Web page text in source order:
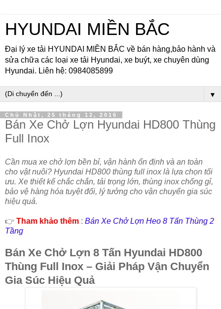
HYUNDAI MIỀN BẮC
Đại lý xe tải HYUNDAI MIỀN BẮC về bán hàng,bảo hành và
sửa chữa các loại xe tải Hyundai, xe buýt, xe chuyên dùng
Hyundai. Liên hệ: 0984085899
▼
Chủ Nhật, 25 tháng 12, 2016
Bán Xe Chở Lợn Hyundai HD800 Thùng
Full Inox
Cần mua xe chở lợn bền bỉ, vận hành ổn định và an toàn
cho vật nuôi? Hyundai HD800 thùng full inox là lựa chọn tối
ưu. Xe thiết kế chắc chắn, tải trọng lớn, thùng inox chống gỉ,
bảo vệ hàng hóa tuyệt đối, lý tưởng cho vận chuyển gia súc
hiệu quả.
👉 Tham khảo thêm : Bán Xe Chở Lợn Heo 8 Tấn Thùng 2
Tầng
Bán Xe Chở Lợn 8 Tấn Hyundai HD800
Thùng Full Inox – Giải Pháp Vận Chuyển
Gia Súc Hiệu Quả